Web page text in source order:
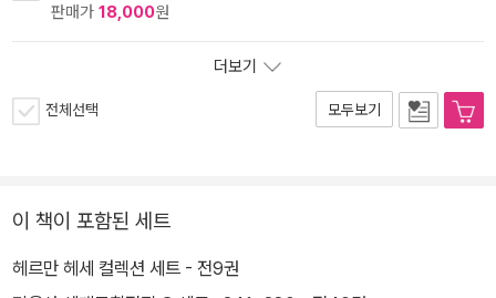
판매가 18,000원
더보기
전체선택 모두보기
이 책이 포함된 세트
헤르만 헤세 컬렉션 세트 - 전9권